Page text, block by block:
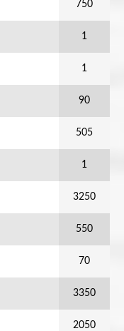
750
1
1
90
505
1
3250
550
70
3350
2050